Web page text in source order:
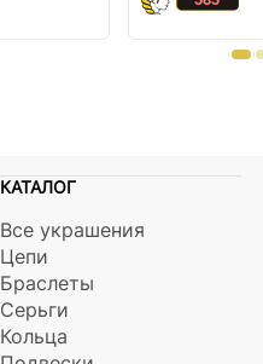
КАТАЛОГ
Все украшения
Цепи
Браслеты
Серьги
Кольца